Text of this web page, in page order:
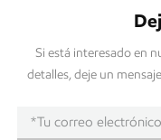
Si está interesado en
detalles, deje un